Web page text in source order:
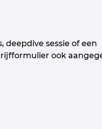
deepdive sessie of een
ook